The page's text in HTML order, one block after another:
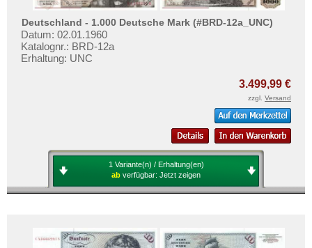
Deutschland - 1.000 Deutsche Mark (#BRD-12a_UNC)
Datum: 02.01.1960
Katalognr.: BRD-12a
Erhaltung: UNC
3.499,99 €
zzgl. Versand
1 Variante(n) / Erhaltung(en)
ab verfügbar: Jetzt zeigen